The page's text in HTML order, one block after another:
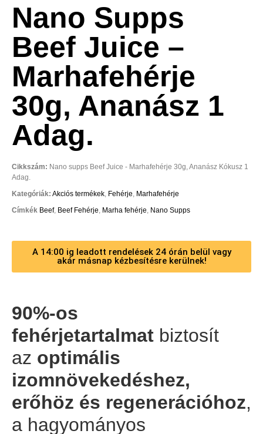
Nano Supps
Beef Juice –
Marhafehérje
30g, Ananász 1
Adag.
Cikkszám: Nano supps Beef Juice - Marhafehérje 30g, Ananász Kókusz 1
Adag.
Kategóriák: Akciós termékek, Fehérje, Marhafehérje
Címkék Beef, Beef Fehérje, Marha fehérje, Nano Supps
A 14:00 ig leadott rendelések 24 órán belül vagy
akár másnap kézbesítésre kerülnek!
90%-os
fehérjetartalmat biztosít
az optimális
izomnövekedéshez,
erőhöz és regenerációhoz,
a hagyományos